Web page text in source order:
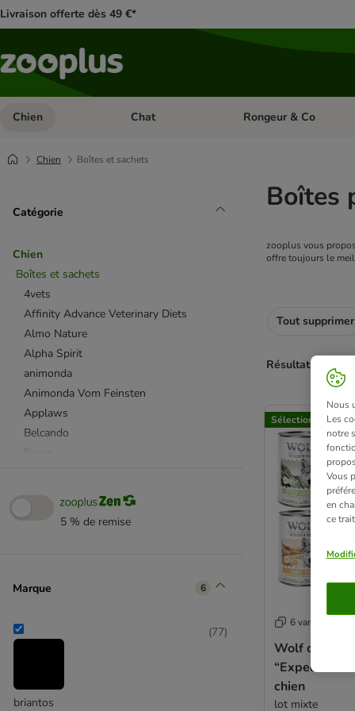
Livraison offerte dès 49 €*
Chien Dérouler les catégories: Chien
Chat Dérouler les catégories:
Rongeur & Co
Chien Boîtes et sachets
Catégorie
Chien
Boîtes et sachets
4vets
Affinity Advance Veterinary Diets
Almo Nature
Alpha Spirit
animonda
Animonda Vom Feinsten
Applaws
Belcando
Bozita
Carnilove
Dog's Love
5 % de remise
Marque 6
briantos
(77)
Boîtes
zooplus vous
offre toujours le
Tout supprimer
Résultats 1 à 48
product items
Sélection zooplus
6 variantes
Wolf of
“Expedition”
chien
lot mixte
Nous
Les
notre
Vous
en
ce